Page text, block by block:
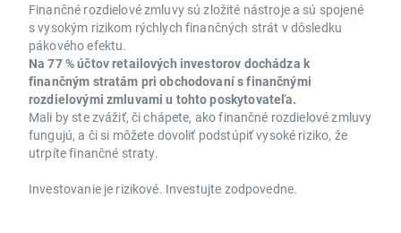
Finančné rozdielové zmluvy sú zložité nástroje a sú spojené
s vysokým rizikom rýchlych finančných strát v dôsledku
pákového efektu.
Na 77 % účtov retailových investorov dochádza k
finančným stratám pri obchodovaní s finančnými
rozdielovými zmluvami u tohto poskytovateľa.
Mali by ste zvážiť, či chápete, ako finančné rozdielové zmluvy
fungujú, a či si môžete dovoliť podstúpiť vysoké riziko, že
utrpíte finančné straty.
Investovanie je rizikové. Investujte zodpovedne.